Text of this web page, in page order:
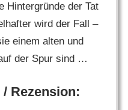
Hintergründe der Tat
wird der Fall –
einem alten und
der Spur sind …
Rezension: